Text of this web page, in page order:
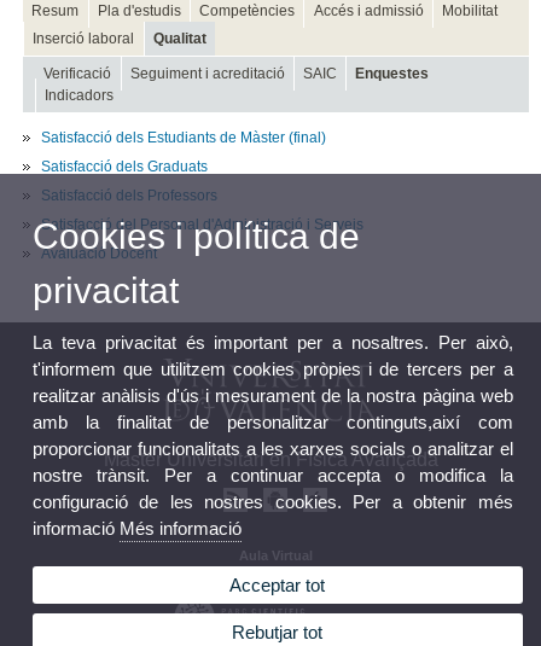
Resum Pla d'estudis Competències Accés i admissió
Mobilitat
Inserció laboral
Qualitat
Verificació Seguiment i acreditació SAIC
Enquestes
Indicadors
Satisfacció dels Estudiants de Màster (final)
Satisfacció dels Graduats
Satisfacció dels Professors
Satisfacció del Personal d'Administració i Serveis
Avaluació Docent
Màster Universitari en Física Avançada
Aula Virtual
Cookies i política de
privacitat
La teva privacitat és important per a nosaltres. Per això,
t'informem que utilitzem cookies pròpies i de tercers per a
realitzar anàlisis d'ús i mesurament de la nostra pàgina web
amb la finalitat de personalitzar continguts,així com
proporcionar funcionalitats a les xarxes socials o analitzar el
nostre trànsit. Per a continuar accepta o modifica la
configuració de les nostres cookies. Per a obtenir més
informació Més informació
Acceptar tot
Rebutjar tot